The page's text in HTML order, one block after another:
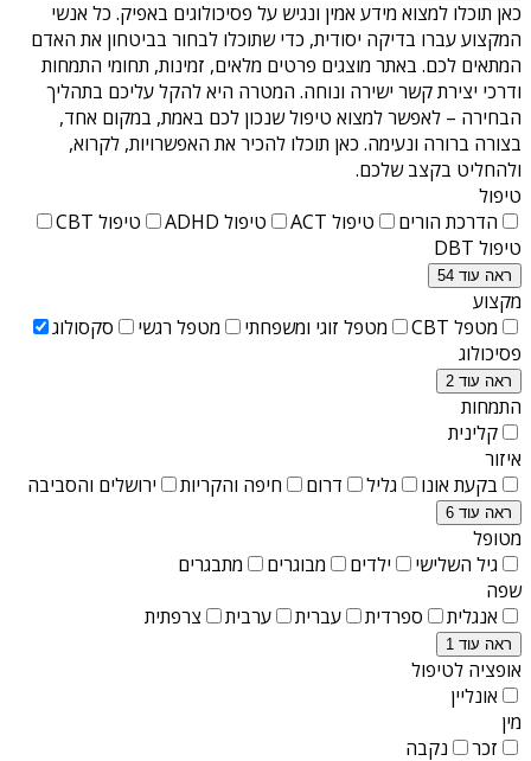
כאן תוכלו למצוא מידע אמין ונגיש על פסיכולוגים באפיק. כל אנשי
המקצוע עברו בדיקה יסודית, כדי שתוכלו לבחור בביטחון את האדם
המתאים לכם. באתר מוצגים פרטים מלאים, זמינות, תחומי התמחות
ודרכי יצירת קשר ישירה ונוחה. המטרה היא להקל עליכם בתהליך
הבחירה – לאפשר למצוא טיפול שנכון לכם באמת, במקום אחד,
בצורה ברורה ונעימה. כאן תוכלו להכיר את האפשרויות, לקרוא,
ולהחליט בקצב שלכם.
טיפול
הדרכת הורים
טיפול ACT טיפול ADHD
טיפול CBT
טיפול DBT
ראה עוד 54
מקצוע
מטפל CBT
מטפל זוגי ומשפחתי מטפל רגשי
סקסולוג
פסיכולוג
ראה עוד 2
התמחות
קלינית
איזור
בקעת אונו
גליל דרום חיפה והקריות ירושלים והסביבה
ראה עוד 6
מטופל
גיל השלישי
ילדים מבוגרים
מתבגרים
שפה
אנגלית
ספרדית עברית ערבית צרפתית
ראה עוד 1
אופציה לטיפול
אונליין
מין
זכר
נקבה